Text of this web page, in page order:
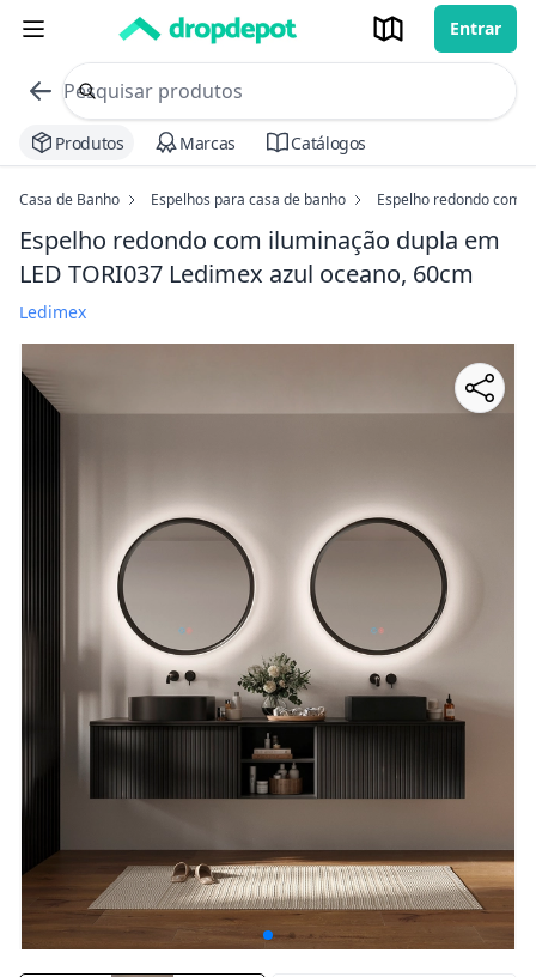
Entrar
commerce search no header
Procurar
Produtos Marcas Catálogos
Casa de Banho Espelhos para casa de banho Espelho redondo com
Espelho redondo com iluminação dupla em
LED TORI037 Ledimex azul oceano, 60cm
Ledimex